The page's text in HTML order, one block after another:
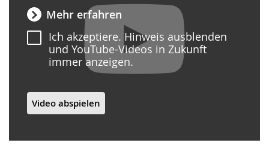
Mehr erfahren
Ich akzeptiere. Hinweis ausblenden
und YouTube-Videos in Zukunft
immer anzeigen.
Video abspielen